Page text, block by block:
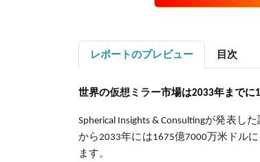
レポートのプレビュー 目次
世界の仮想ミラー市場は2033年までに
Spherical Insights & Consultingが発表し
から2033年には1675億7000万米ドル
ます。